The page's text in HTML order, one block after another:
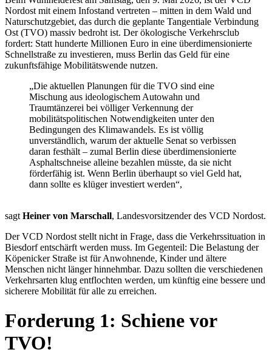
Nordost mit einem Infostand vertreten – mitten in dem Wald und
Naturschutzgebiet, das durch die geplante Tangentiale Verbindung
Ost (TVO) massiv bedroht ist. Der ökologische Verkehrsclub
fordert: Statt hunderte Millionen Euro in eine überdimensionierte
Schnellstraße zu investieren, muss Berlin das Geld für eine
zukunftsfähige Mobilitätswende nutzen.
„Die aktuellen Planungen für die TVO sind eine
Mischung aus ideologischem Autowahn und
Traumtänzerei bei völliger Verkennung der
mobilitätspolitischen Notwendigkeiten unter den
Bedingungen des Klimawandels. Es ist völlig
unverständlich, warum der aktuelle Senat so verbissen
daran festhält – zumal Berlin diese überdimensionierte
Asphaltschneise alleine bezahlen müsste, da sie nicht
förderfähig ist. Wenn Berlin überhaupt so viel Geld hat,
dann sollte es klüger investiert werden“,
sagt Heiner von Marschall, Landesvorsitzender des VCD Nordost.
Der VCD Nordost stellt nicht in Frage, dass die Verkehrssituation in
Biesdorf entschärft werden muss. Im Gegenteil: Die Belastung der
Köpenicker Straße ist für Anwohnende, Kinder und ältere
Menschen nicht länger hinnehmbar. Dazu sollten die verschiedenen
Verkehrsarten klug entflochten werden, um künftig eine bessere und
sicherere Mobilität für alle zu erreichen.
Forderung 1: Schiene vor
TVO!